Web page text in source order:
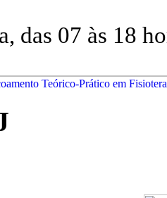
das 07 às 18